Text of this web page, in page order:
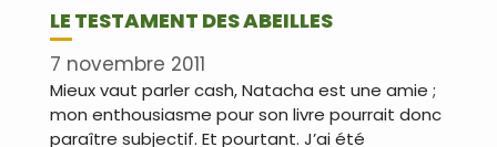
LE TESTAMENT DES ABEILLES
7 novembre 2011
Mieux vaut parler cash, Natacha est une amie ;
mon enthousiasme pour son livre pourrait donc
paraître subjectif. Et pourtant. J’ai été